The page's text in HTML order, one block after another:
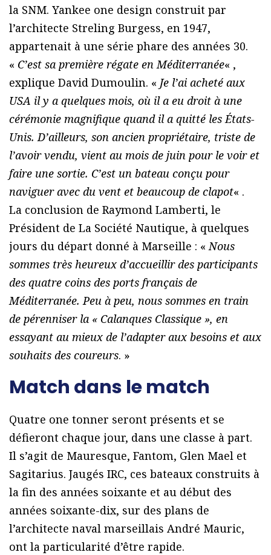
la SNM. Yankee one design construit par
l’architecte Streling Burgess, en 1947,
appartenait à une série phare des années 30.
« C’est sa première régate en Méditerranée« ,
explique David Dumoulin. « Je l’ai acheté aux
USA il y a quelques mois, où il a eu droit à une
cérémonie magnifique quand il a quitté les États-
Unis. D’ailleurs, son ancien propriétaire, triste de
l’avoir vendu, vient au mois de juin pour le voir et
faire une sortie. C’est un bateau conçu pour
naviguer avec du vent et beaucoup de clapot« .
La conclusion de Raymond Lamberti, le
Président de La Société Nautique, à quelques
jours du départ donné à Marseille : «Nous
sommes très heureux d’accueillir des participants
des quatre coins des ports français de
Méditerranée. Peu à peu, nous sommes en train
de pérenniser la « Calanques Classique », en
essayant au mieux de l’adapter aux besoins et aux
souhaits des coureurs. »
Match dans le match
Quatre one tonner seront présents et se
défieront chaque jour, dans une classe à part.
Il s’agit de Mauresque, Fantom, Glen Mael et
Sagitarius. Jaugés IRC, ces bateaux construits à
la fin des années soixante et au début des
années soixante-dix, sur des plans de
l’architecte naval marseillais André Mauric,
ont la particularité d’être rapide.